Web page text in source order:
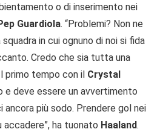
o di inserimento nei
Guardiola. “Problemi? Non ne
in cui ognuno di noi si fida
Credo che sia tutta una
primo tempo con il Crystal
e deve essere un avvertimento
ancora più sodo. Prendere gol nei
accadere”, ha tuonato Haaland.